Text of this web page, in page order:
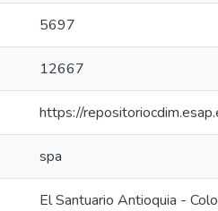
5697
12667
https://
spa
El Santuario Antioquia -